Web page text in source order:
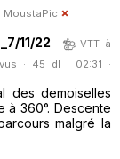
MoustaPic
11/22
VTT à
· 45 dl · 02:31 ·
des demoiselles
à 360°. Descente
malgré la